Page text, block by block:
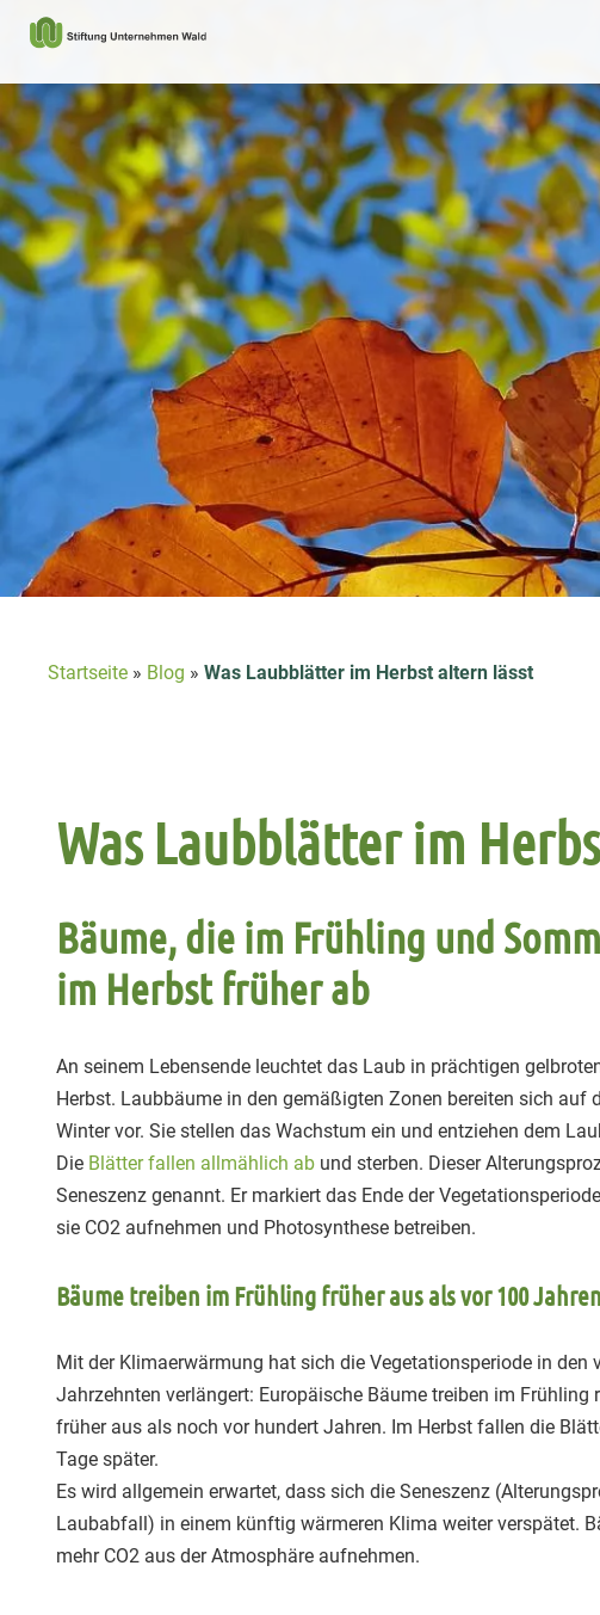
Startseite » Blog »Was Laubblätter im Herbst altern lässt
Was Laubblätter im
Bäume, die im Frühling und
im Herbst früher ab
An seinem Lebensende leuchtet das Laub in prächtigen
Herbst. Laubbäume in den gemäßigten Zonen bereiten sich auf
Winter vor. Sie stellen das Wachstum ein und entziehen dem
Die Blätter fallen allmählich ab und sterben. Dieser
Seneszenz genannt. Er markiert das Ende der
sie CO2 aufnehmen und Photosynthese betreiben.
Bäume treiben im Frühling früher aus als vor 100 Jahren
Mit der Klimaerwärmung hat sich die Vegetationsperiode in den
Jahrzehnten verlängert: Europäische Bäume treiben im Frühling
früher aus als noch vor hundert Jahren. Im Herbst fallen die
Tage später.
Es wird allgemein erwartet, dass sich die Seneszenz
Laubabfall) in einem künftig wärmeren Klima weiter verspätet.
mehr CO2 aus der Atmosphäre aufnehmen.